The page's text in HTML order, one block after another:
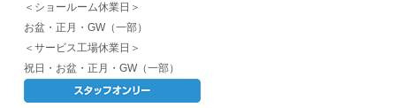
＜ショールーム休業日＞
お盆・正月・GW（一部）
＜サービス工場休業日＞
祝日・お盆・正月・GW（一部）